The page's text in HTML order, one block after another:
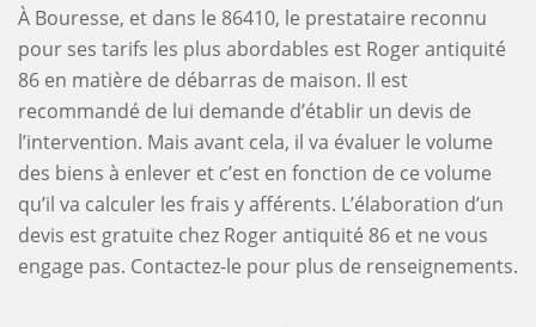
À Bouresse, et dans le 86410, le prestataire reconnu
pour ses tarifs les plus abordables est Roger antiquité
86 en matière de débarras de maison. Il est
recommandé de lui demande d’établir un devis de
l’intervention. Mais avant cela, il va évaluer le volume
des biens à enlever et c’est en fonction de ce volume
qu’il va calculer les frais y afférents. L’élaboration d’un
devis est gratuite chez Roger antiquité 86 et ne vous
engage pas. Contactez-le pour plus de renseignements.